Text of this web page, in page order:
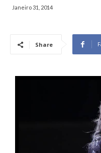
Janeiro 31, 2014
Share